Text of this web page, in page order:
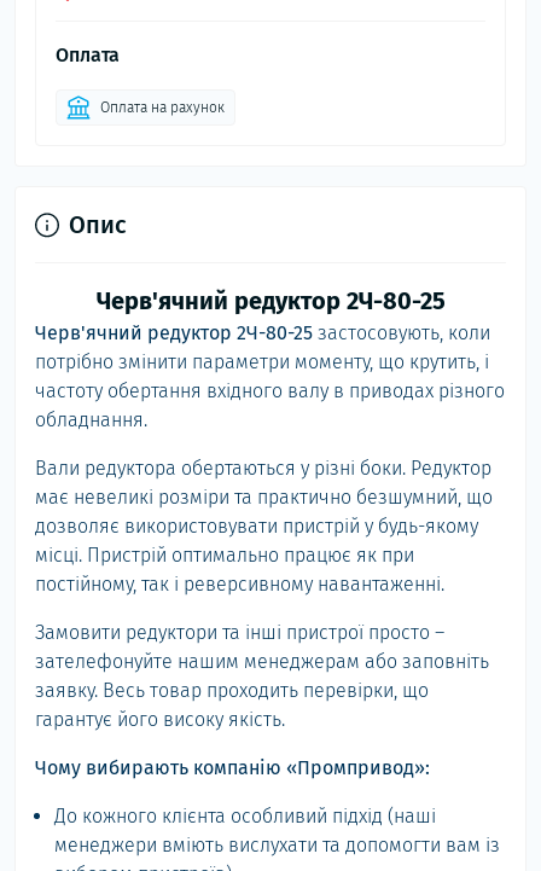
Оплата
Оплата на рахунок
Опис
Черв'ячний редуктор 2Ч-80-25
Черв'ячний редуктор 2Ч-80-25 застосовують, коли
потрібно змінити параметри моменту, що крутить, і
частоту обертання вхідного валу в приводах різного
обладнання.
Вали редуктора обертаються у різні боки. Редуктор
має невеликі розміри та практично безшумний, що
дозволяє використовувати пристрій у будь-якому
місці. Пристрій оптимально працює як при
постійному, так і реверсивному навантаженні.
Замовити редуктори та інші пристрої просто –
зателефонуйте нашим менеджерам або заповніть
заявку. Весь товар проходить перевірки, що
гарантує його високу якість.
Чому вибирають компанію «Промпривод»:
До кожного клієнта особливий підхід (наші
менеджери вміють вислухати та допомогти вам із